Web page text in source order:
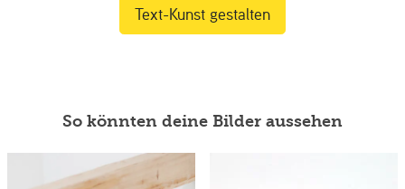
Text-Kunst gestalten
So könnten deine Bilder aussehen